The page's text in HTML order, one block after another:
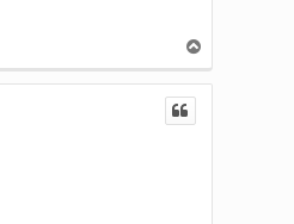
r
r